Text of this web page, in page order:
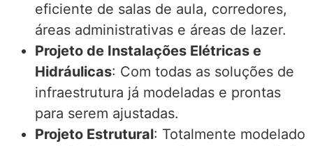
eficiente de salas de aula, corredores,
áreas administrativas e áreas de lazer.
Projeto de Instalações Elétricas e
Hidráulicas: Com todas as soluções de
infraestrutura já modeladas e prontas
para serem ajustadas.
Projeto Estrutural: Totalmente modelado